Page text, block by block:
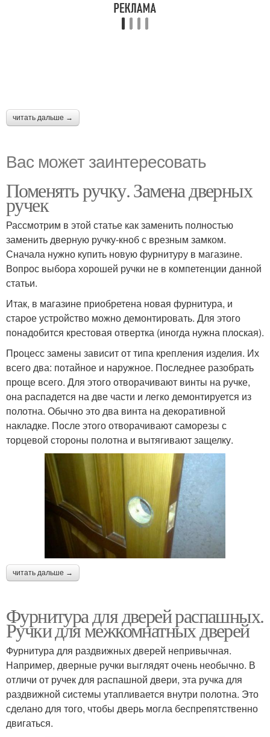
читать дальше →
Вас может заинтересовать
Поменять ручку. Замена дверных
ручек
Рассмотрим в этой статье как заменить полностью
заменить дверную ручку-кноб с врезным замком.
Сначала нужно купить новую фурнитуру в магазине.
Вопрос выбора хорошей ручки не в компетенции данной
статьи.
Итак, в магазине приобретена новая фурнитура, и
старое устройство можно демонтировать. Для этого
понадобится крестовая отвертка (иногда нужна плоская).
Процесс замены зависит от типа крепления изделия. Их
всего два: потайное и наружное. Последнее разобрать
проще всего. Для этого отворачивают винты на ручке,
она распадется на две части и легко демонтируется из
полотна. Обычно это два винта на декоративной
накладке. После этого отворачивают саморезы с
торцевой стороны полотна и вытягивают защелку.
читать дальше →
Фурнитура для дверей распашных.
Ручки для межкомнатных дверей
Фурнитура для раздвижных дверей непривычная.
Например, дверные ручки выглядят очень необычно. В
отличи от ручек для распашной двери, эта ручка для
раздвижной системы утапливается внутри полотна. Это
сделано для того, чтобы дверь могла беспрепятственно
двигаться.